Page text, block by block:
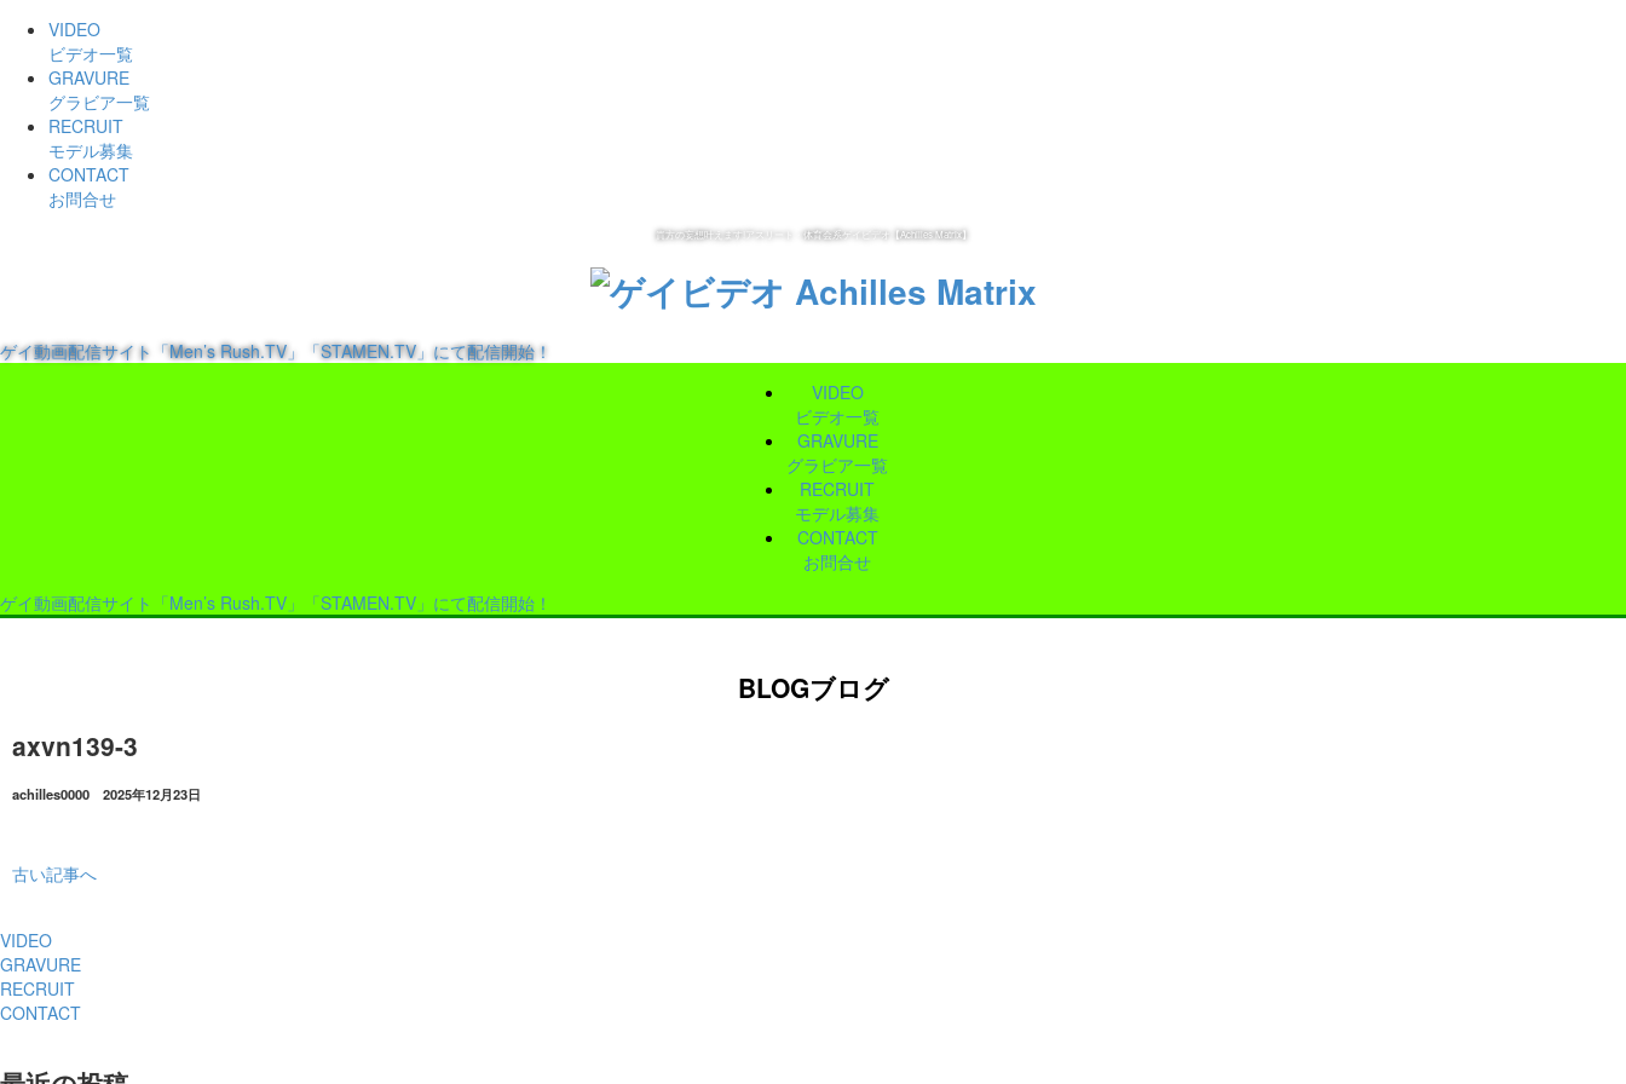
VIDEO
ビデオ一覧
GRAVURE
グラビア一覧
RECRUIT
モデル募集
CONTACT
お問合せ
貴方の妄想叶えます!アスリート・体育会系ゲイビデオ【Achilles Matrix】
ゲイ動画配信サイト「Men’s Rush.TV」「STAMEN.TV」にて配信開始！
VIDEO
ビデオ一覧
GRAVURE
グラビア一覧
RECRUIT
モデル募集
CONTACT
お問合せ
ゲイ動画配信サイト「Men’s Rush.TV」「STAMEN.TV」にて配信開始！
BLOGブログ
axvn139-3
achilles0000 2025年12月23日
古い記事へ
VIDEO
GRAVURE
RECRUIT
CONTACT